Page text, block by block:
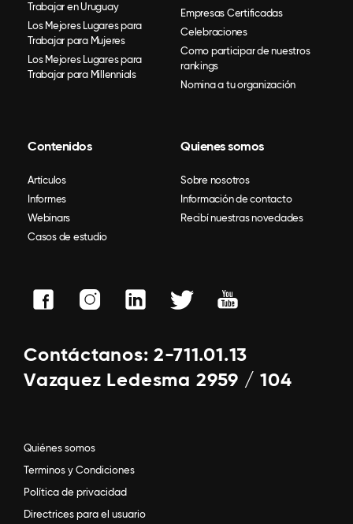
Trabajar en Uruguay
Los Mejores Lugares para
Trabajar para Mujeres
Los Mejores Lugares para
Trabajar para Millennials
Empresas Certificadas
Celebraciones
Como participar de nuestros
rankings
Nomina a tu organización
Contenidos
Artículos
Informes
Webinars
Casos de estudio
Quienes somos
Sobre nosotros
Información de contacto
Recibí nuestras novedades
Contáctanos: 2-711.01.13
Vazquez Ledesma 2959 / 104
Quiénes somos
Terminos y Condiciones
Política de privacidad
Directrices para el usuario